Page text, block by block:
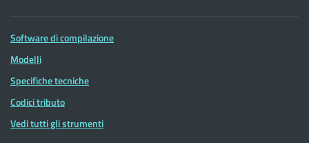
Software di compilazione
Modelli
Specifiche tecniche
Codici tributo
Vedi tutti gli strumenti